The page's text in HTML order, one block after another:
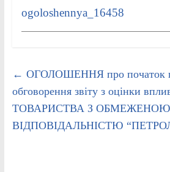
ogoloshennya_16458
← ОГОЛОШЕННЯ про початок
обговорення звіту з оцінки
ТОВАРИСТВА З ОБМЕЖЕНОЮ
ВІДПОВІДАЛЬНІСТЮ